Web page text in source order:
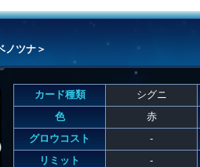
ノツナ＞
カード種類 シグニ
色
赤
グロウコスト
-
リミット
-